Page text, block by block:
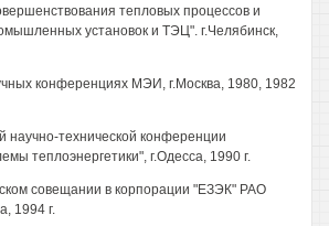
тепловых процессов и
установок и ТЭЦ". г.Челябинск,
конференциях МЭИ, г.Москва, 1980, 1982
научно-технической конференции
теплоэнергетики", г.Одесса, 1990 г.
совещании в корпорации "ЕЗЭК" РАО
1994 г.